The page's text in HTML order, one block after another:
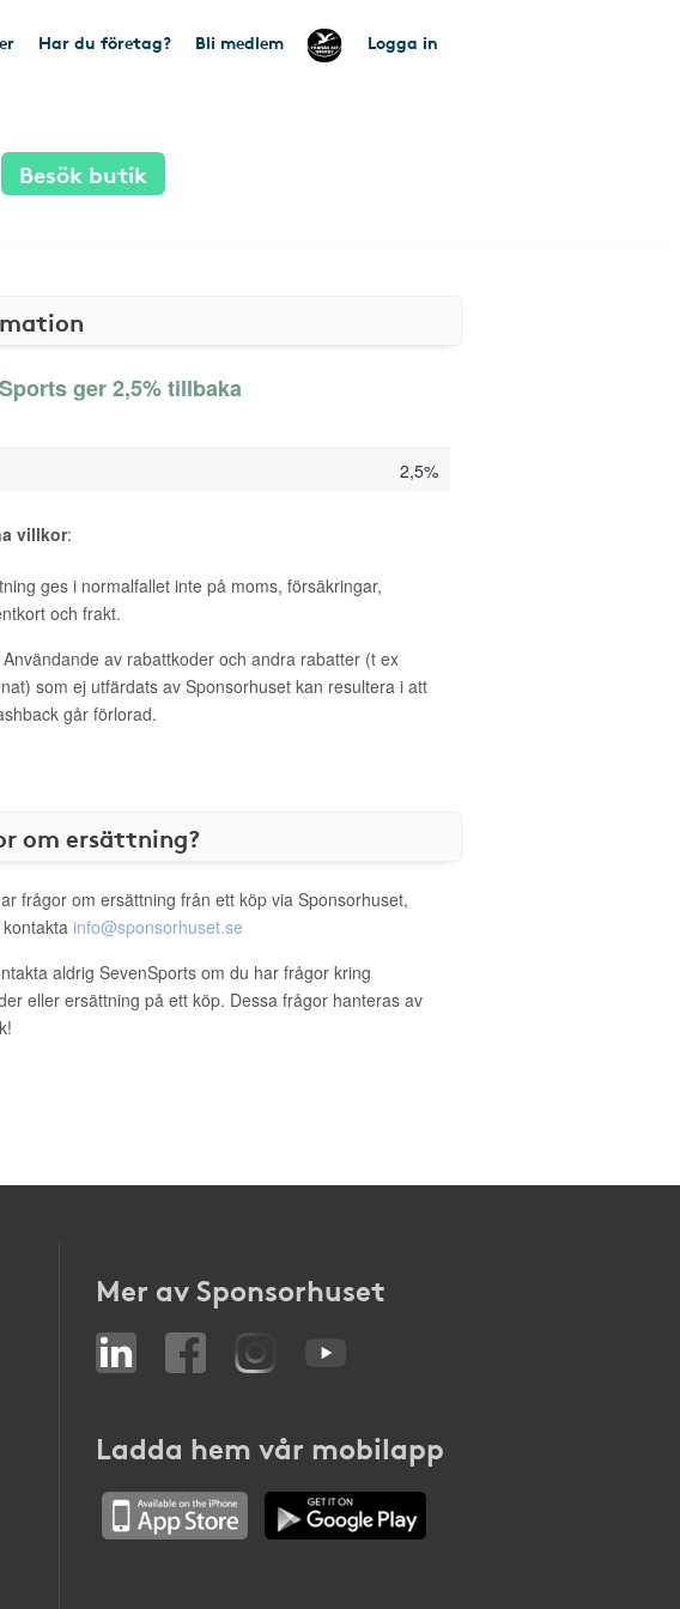
Har du företag? Bli medlem Logga in
Besök butik
ger 2,5% tillbaka
2,5%
villkor:
ges i normalfallet inte på moms, försäkringar,
och frakt.
Användande av rabattkoder och andra rabatter (t ex
som ej utfärdats av Sponsorhuset kan resultera i att
går förlorad.
om ersättning?
frågor om ersättning från ett köp via Sponsorhuset,
info@sponsorhuset.se
aldrig SevenSports om du har frågor kring
eller ersättning på ett köp. Dessa frågor hanteras av
Mer av Sponsorhuset
Ladda hem vår mobilapp